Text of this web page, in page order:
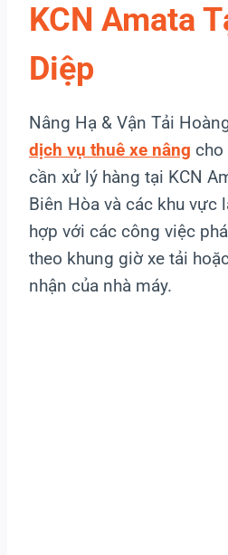
KCN Amata
Diệp
Nâng Hạ & Vận Tải
dịch vụ thuê xe nâng cho
cần xử lý hàng tại KCN
Biên Hòa và các khu vực
hợp với các công việc
theo khung giờ xe tải
nhận của nhà máy.